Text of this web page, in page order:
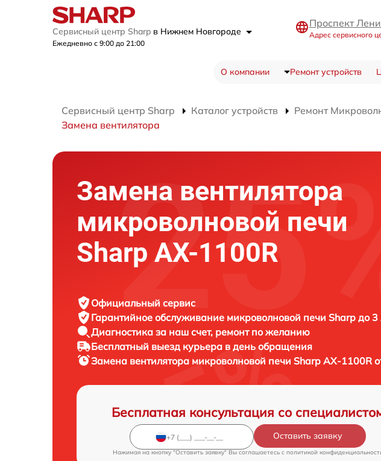
Сервисный центр Sharp в Нижнем Новгороде
Ежедневно с 9:00 до 21:00
Проспект
Адрес сервисного
О компании Ремонт устройств
Сервисный центр Sharp Каталог устройств Ремонт
Замена вентилятора
Замена вентилятора
микроволновой печи
Sharp AX-1100R
Официальный сервис
Гарантийное обслуживание микроволновой печи Sharp до 3
Диагностика за наш счет, ремонт по желанию
Бесплатный выезд курьера в день обращения
Замена вентилятора микроволновой печи Sharp AX-1100R
Бесплатная консультация со
Оставить заявку
Нажимая на кнопку "Оставить заявку" Вы соглашаетесь c политикой